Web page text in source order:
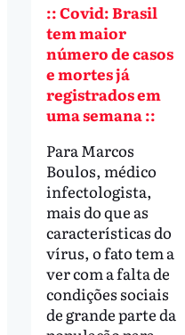
:: Covid: Brasil
tem maior
número de casos
e mortes já
registrados em
uma semana ::
Para Marcos
Boulos, médico
infectologista,
mais do que as
características do
vírus, o fato tem a
ver com a falta de
condições sociais
de grande parte da